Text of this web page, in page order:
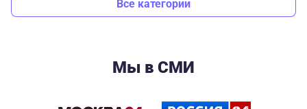
Все категории
Мы в СМИ